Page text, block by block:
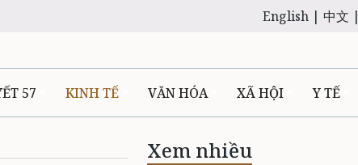
English | 中文 |
57 KINH TẾ VĂN HÓA XÃ HỘI Y TẾ
Xem nhiều